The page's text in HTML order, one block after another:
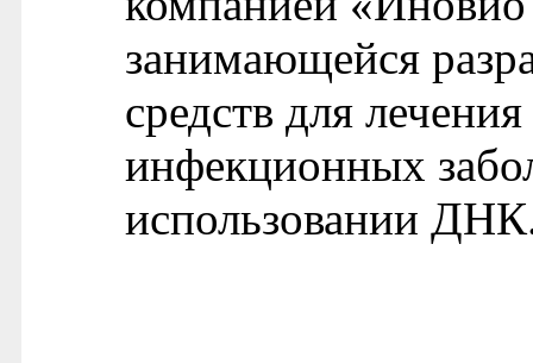
занимающейся
средств для
инфекционных
использовании